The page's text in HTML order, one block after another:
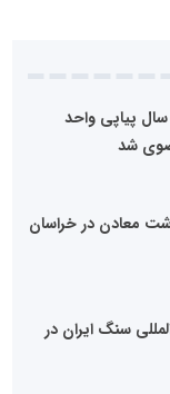
پیاپی واحد
شد
معادن در خراسان
سنگ ایران در